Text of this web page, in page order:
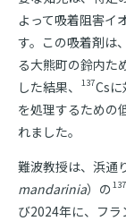
よって吸着阻害イ
す。この吸着剤は
る大熊町の鈴内た
した結果、
137Cs
を処理するための
れました。
難波教授は、浜通
mandarinia）の 137
び2024年に、フ